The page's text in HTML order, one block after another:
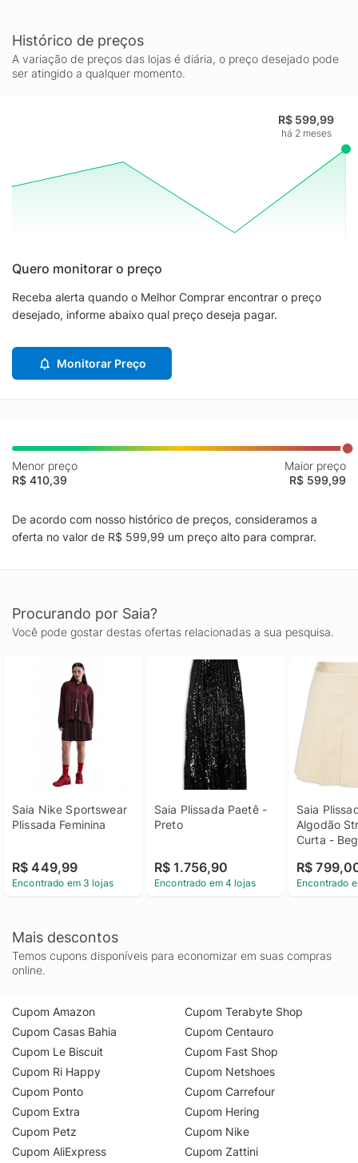
Histórico de preços
A variação de preços das lojas é diária, o preço desejado pode
ser atingido a qualquer momento.
R$ 599,99
há 2 meses
Quero monitorar o preço
Receba alerta quando o Melhor Comprar encontrar o preço
desejado, informe abaixo qual preço deseja pagar.
Monitorar Preço
Menor preço
R$ 410,39
Maior preço
R$ 599,99
De acordo com nosso histórico de preços, consideramos a
oferta no valor de R$ 599,99 um preço alto para comprar.
Procurando por Saia?
Você pode gostar destas ofertas relacionadas a sua pesquisa.
Saia Nike Sportswear
Plissada Feminina
R$ 449,99
Encontrado em 3 lojas
Saia Plissada Paetê -
Preto
R$ 1.756,90
Encontrado em 4 lojas
Saia
Algodão
Curta -
R$
Encontrado
Mais descontos
Temos cupons disponíveis para economizar em suas compras
online.
Cupom Amazon
Cupom Casas Bahia
Cupom Le Biscuit
Cupom Ri Happy
Cupom Ponto
Cupom Extra
Cupom Petz
Cupom AliExpress
Cupom Terabyte Shop
Cupom Centauro
Cupom Fast Shop
Cupom Netshoes
Cupom Carrefour
Cupom Hering
Cupom Nike
Cupom Zattini